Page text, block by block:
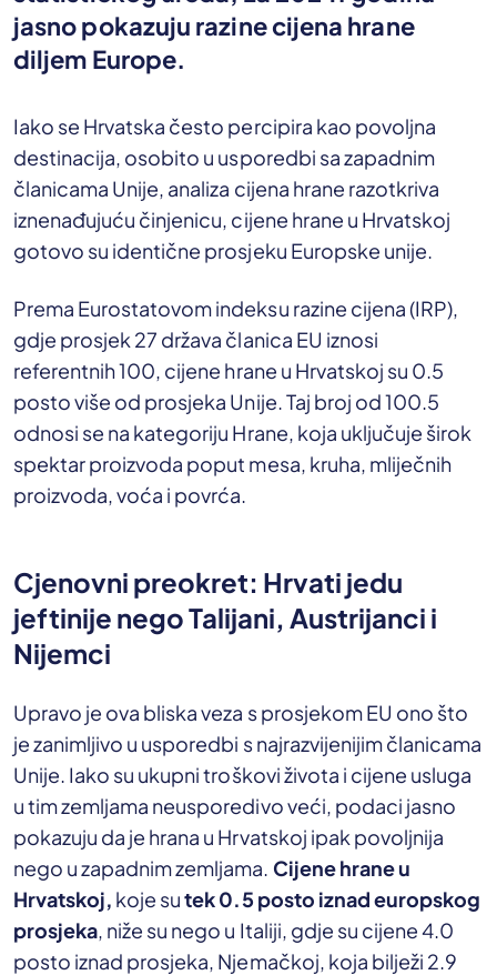
jasno pokazuju razine cijena hrane
diljem Europe.
Iako se Hrvatska često percipira kao povoljna
destinacija, osobito u usporedbi sa zapadnim
članicama Unije, analiza cijena hrane razotkriva
iznenađujuću činjenicu, cijene hrane u Hrvatskoj
gotovo su identične prosjeku Europske unije.
Prema Eurostatovom indeksu razine cijena (IRP),
gdje prosjek 27 država članica EU iznosi
referentnih 100, cijene hrane u Hrvatskoj su 0.5
posto više od prosjeka Unije. Taj broj od 100.5
odnosi se na kategoriju Hrane, koja uključuje širok
spektar proizvoda poput mesa, kruha, mliječnih
proizvoda, voća i povrća.
Cjenovni preokret: Hrvati jedu
jeftinije nego Talijani, Austrijanci i
Nijemci
Upravo je ova bliska veza s prosjekom EU ono što
je zanimljivo u usporedbi s najrazvijenijim članicama
Unije. Iako su ukupni troškovi života i cijene usluga
u tim zemljama neusporedivo veći, podaci jasno
pokazuju da je hrana u Hrvatskoj ipak povoljnija
nego u zapadnim zemljama. Cijene hrane u
Hrvatskoj, koje sutek 0.5 posto iznad europskog
prosjeka, niže su nego u Italiji, gdje su cijene 4.0
posto iznad prosjeka, Njemačkoj, koja bilježi 2.9